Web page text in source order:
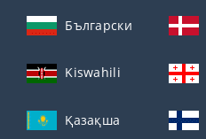
Български
Kiswahili
Қазақша